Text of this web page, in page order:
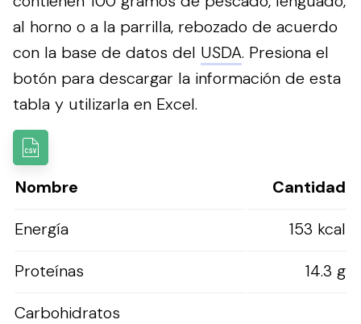
al horno o a la parrilla, rebozado de acuerdo
con la base de datos del USDA. Presiona el
botón para descargar la información de esta
tabla y utilizarla en Excel.
Nombre
Cantidad
Energía
153 kcal
Proteínas
14.3 g
Carbohidratos